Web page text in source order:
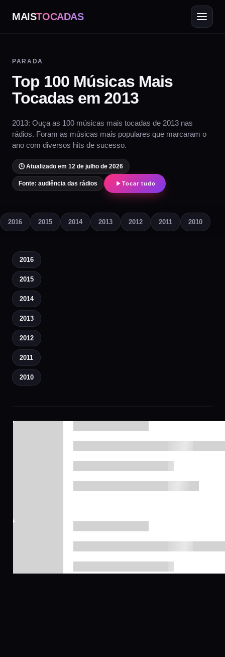
MAISTOCADAS
PARADA
Top 100 Músicas Mais
Tocadas em 2013
2013: Ouça as 100 músicas mais tocadas de 2013 nas
rádios. Foram as músicas mais populares que marcaram o
ano com diversos hits de sucesso.
🕒 Atualizado em 12 de julho de 2026
Fonte: audiência das rádios Tocar tudo
2016 2015 2014 2013 2012 2011 2010
2016
2015
2014
2013
2012
2011
2010